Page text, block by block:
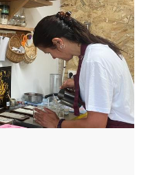
di Grasse.
nostra gamma di
regali,